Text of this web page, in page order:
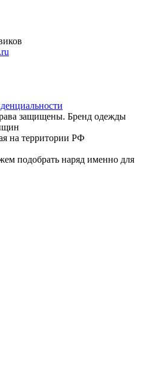
защищены. Бренд одежды
на территории РФ
подобрать наряд именно для